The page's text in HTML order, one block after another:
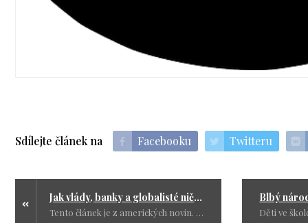
Sdílejte článek na Facebooku Twitteru
Jak vlády, banky a globalisté ničí miliony lidských životů
Tento článek je z amerických novin. Proč jsem ho sem dala? Protože ho klidně můžeme převést na celou Západní civilizaci a to včetně naší země. Jak se vám líbí budoucnost podle globalistů?